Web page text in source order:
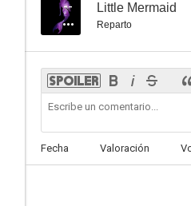
-- Little Mermaid
Reparto
Fecha Valoración